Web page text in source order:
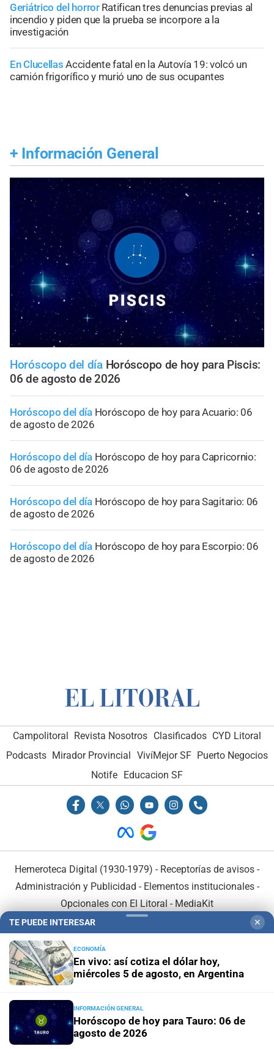
Geriátrico del horror Ratifican tres denuncias previas al
incendio y piden que la prueba se incorpore a la
investigación
En Clucellas Accidente fatal en la Autovía 19: volcó un
camión frigorífico y murió uno de sus ocupantes
+ Información General
Horóscopo del día Horóscopo de hoy para Piscis:
06 de agosto de 2026
Horóscopo del día Horóscopo de hoy para Acuario: 06
de agosto de 2026
Horóscopo del día Horóscopo de hoy para Capricornio:
06 de agosto de 2026
Horóscopo del día Horóscopo de hoy para Sagitario: 06
de agosto de 2026
Horóscopo del día Horóscopo de hoy para Escorpio: 06
de agosto de 2026
Campolitoral Revista Nosotros Clasificados CYD Litoral
Podcasts Mirador Provincial VivíMejor SF Puerto Negocios
Notife
Educacion SF
Hemeroteca Digital (1930-1979) - Receptorías de avisos -
Administración y Publicidad - Elementos institucionales-
Opcionales con El Litoral - MediaKit
En Asociación con:
TE PUEDE INTERESAR ✕
ECONOMÍA
En vivo: así cotiza el dólar hoy,
miércoles 5 de agosto, en Argentina
INFORMACIÓN GENERAL
Horóscopo de hoy para Tauro: 06 de
agosto de 2026